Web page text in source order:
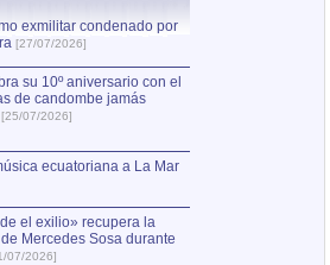
exmilitar condenado por
[27/07/2026]
su 10º aniversario con el
de candombe jamás
[25/07/2026]
ecuatoriana a La Mar
el exilio» recupera la
Mercedes Sosa durante
07/2026]